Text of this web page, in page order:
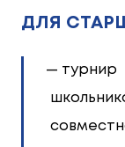
ДЛЯ
турнир